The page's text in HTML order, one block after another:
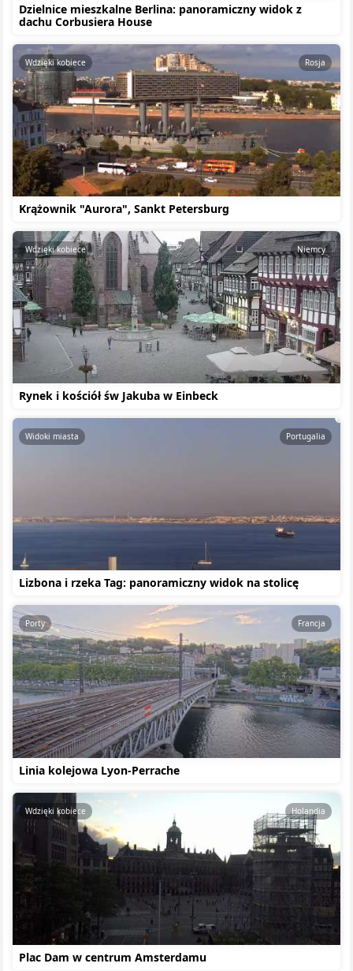
Dzielnice mieszkalne Berlina: panoramiczny widok z
dachu Corbusiera House
Krążownik "Aurora", Sankt Petersburg
Wdzięki kobiece Rosja
Rynek i kościół św Jakuba w Einbeck
Wdzięki kobiece Niemcy
Lizbona i rzeka Tag: panoramiczny widok na stolicę
Widoki miasta Portugalia
Linia kolejowa Lyon-Perrache
Porty Francja
Plac Dam w centrum Amsterdamu
Wdzięki kobiece Holandia